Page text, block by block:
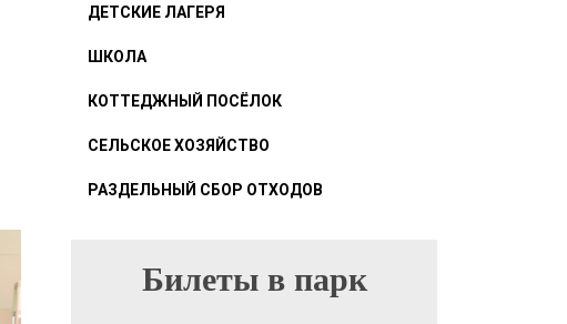
ДЕТСКИЕ ЛАГЕРЯ
ШКОЛА
КОТТЕДЖНЫЙ ПОСЁЛОК
СЕЛЬСКОЕ ХОЗЯЙСТВО
РАЗДЕЛЬНЫЙ СБОР ОТХОДОВ
БИЛЕТЫ В ПАРК
Билеты в парк